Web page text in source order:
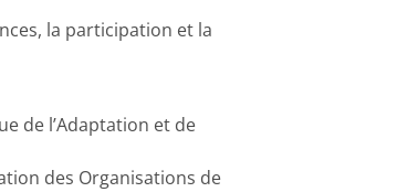
la participation et la
de l’Adaptation et de
des Organisations de